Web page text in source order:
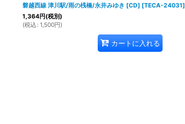
磐越西線 津川駅/雨の桟橋/永井みゆき [CD] [TECA-24031]
1,364円(税別)
(税込 : 1,500円)
カートに入れる